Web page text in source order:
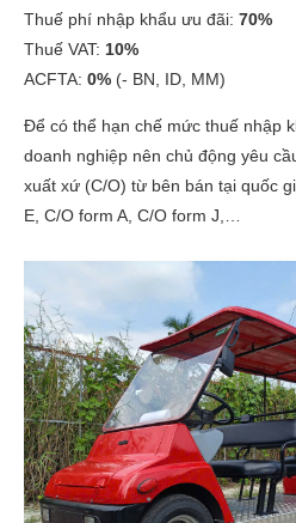
Thuế phí nhập khẩu ưu đãi: 70%
Thuế VAT: 10%
ACFTA: 0% (- BN, ID, MM)
Để có thể hạn chế mức thuế nhập
doanh nghiệp nên chủ động yêu
xuất xứ (C/O) từ bên bán tại quốc
E, C/O form A, C/O form J,…